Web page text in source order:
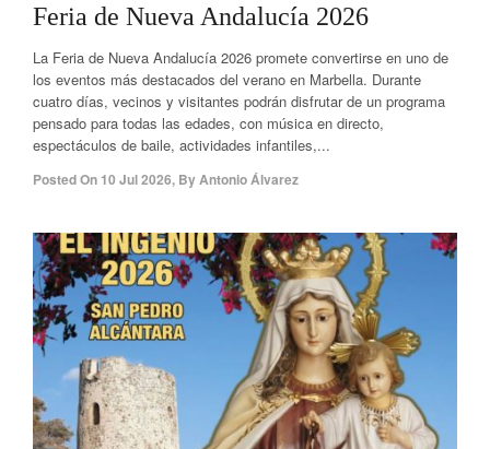
Feria de Nueva Andalucía 2026
La Feria de Nueva Andalucía 2026 promete convertirse en uno de
los eventos más destacados del verano en Marbella. Durante
cuatro días, vecinos y visitantes podrán disfrutar de un programa
pensado para todas las edades, con música en directo,
espectáculos de baile, actividades infantiles,...
Posted On 10 Jul 2026, ByAntonio Álvarez